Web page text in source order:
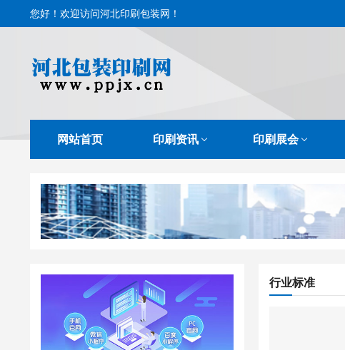
您好！欢迎访问河北印刷包装网！
网站首页 印刷资讯 印刷展会
行业标准